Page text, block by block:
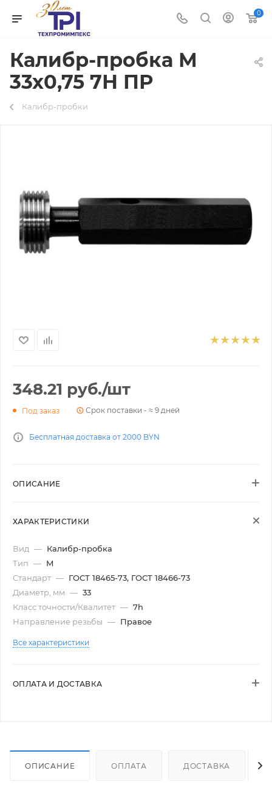
0
Калибр-пробка М
33х0,75 7Н ПР
Калибр-пробки
348.21 руб./шт
Под заказ Срок поставки - ≈ 9 дней
Бесплатная доставка от 2000 BYN
ОПИСАНИЕ
ХАРАКТЕРИСТИКИ
Вид — Калибр-пробка
Тип — М
Стандарт — ГОСТ 18465-73, ГОСТ 18466-73
Диаметр, мм — 33
Класс точности/Квалитет — 7h
Направление резьбы — Правое
Все характеристики
ОПЛАТА И ДОСТАВКА
ОПИСАНИЕ ОПЛАТА ДОСТАВКА